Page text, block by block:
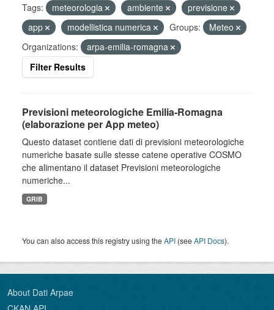
Tags: meteorologia ambiente
previsione
app
modellistica numerica Groups:
Meteo
Organizations:
arpa-emilia-romagna
Filter Results
Previsioni meteorologiche Emilia-Romagna
(elaborazione per App meteo)
Questo dataset contiene dati di previsioni meteorologiche
numeriche basate sulle stesse catene operative COSMO
che alimentano il dataset Previsioni meteorologiche
numeriche...
GRIB
You can also access this registry using theAPI (seeAPI Docs).
About Dati Arpae